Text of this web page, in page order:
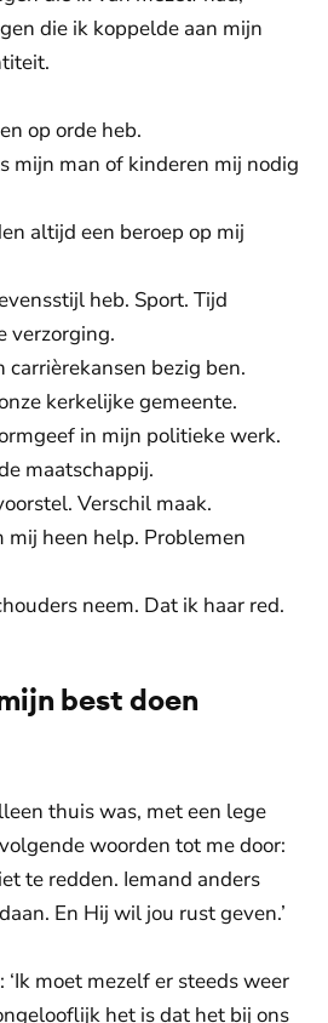
die ik koppelde aan mijn
op orde heb.
mijn man of kinderen mij nodig
altijd een beroep op mij
heb. Sport. Tijd
verzorging.
bezig ben.
kerkelijke gemeente.
in mijn politieke werk.
maatschappij.
Verschil maak.
mij heen help. Problemen
neem. Dat ik haar red.
best doen
thuis was, met een lege
woorden tot me door:
te redden. Iemand anders
En Hij wil jou rust geven.’
moet mezelf er steeds weer
het is dat het bij ons